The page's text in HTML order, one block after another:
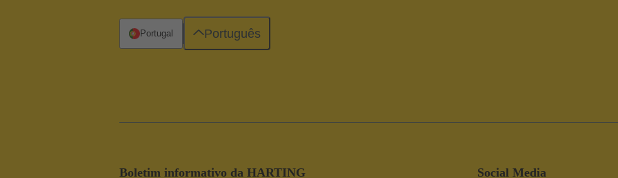
Boletim informativo da HARTING Social Media
Portugal Português